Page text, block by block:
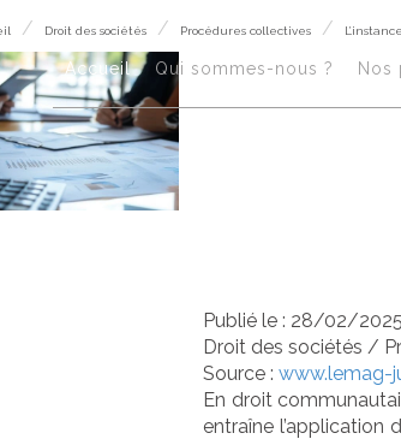
Accueil Qui sommes-nous ?​ Nos
Droit des sociétés Procédures collectives
Publié le : 28/02/2025
Droit des sociétés /
Source : www.lemag-
En droit
entraîne l’application